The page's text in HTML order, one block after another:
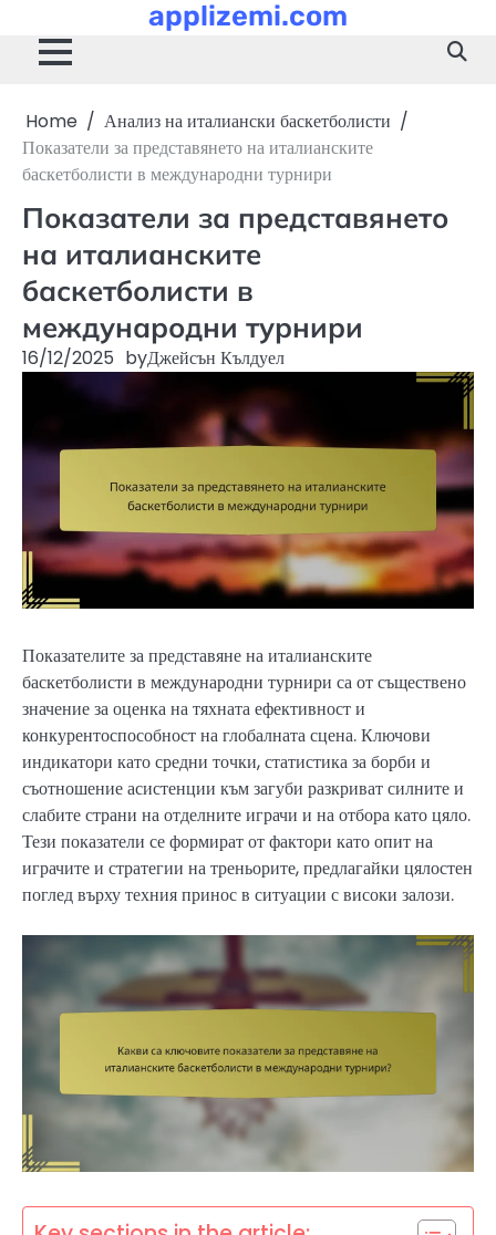
content
applizemi.com
Home
Анализ на италиански баскетболисти
Показатели за представянето на италианските
баскетболисти в международни турнири
Показатели за представянето
на италианските
баскетболисти в
международни турнири
16/12/2025 byДжейсън Кълдуел
Показателите за представяне на италианските
баскетболисти в международни турнири са от съществено
значение за оценка на тяхната ефективност и
конкурентоспособност на глобалната сцена. Ключови
индикатори като средни точки, статистика за борби и
съотношение асистенции към загуби разкриват силните и
слабите страни на отделните играчи и на отбора като цяло.
Тези показатели се формират от фактори като опит на
играчите и стратегии на треньорите, предлагайки цялостен
поглед върху техния принос в ситуации с високи залози.